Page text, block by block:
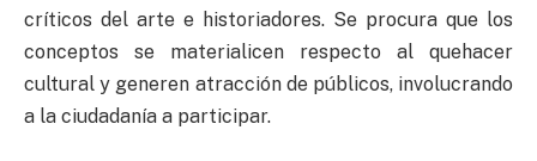
críticos del arte e historiadores. Se procura que los
conceptos se materialicen respecto al quehacer
cultural y generen atracción de públicos, involucrando
a la ciudadanía a participar.